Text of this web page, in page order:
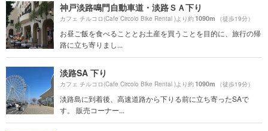
神戸淡路鳴門自動車道・淡路ＳＡ下り
カフェ チルコロ(Cafe Circolo Bike Rental )より約1090m （徒歩19分）
お昼ご飯を食べることとお土産を買うことを目的に、旅行の帰
路に立ち寄りまし...
淡路SA 下り
カフェ チルコロ(Cafe Circolo Bike Rental )より約1090m （徒歩19分）
淡路島に到着後、高速道路から下りる前に立ち寄ったSAで
す。 販売コーナー...